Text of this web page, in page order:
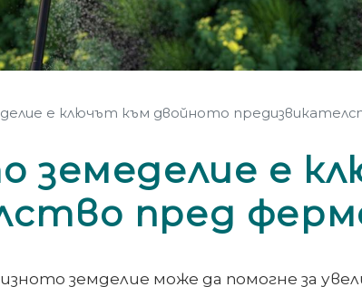
е ключът към двойното
земеделие е
пред
земделие може да помогне за